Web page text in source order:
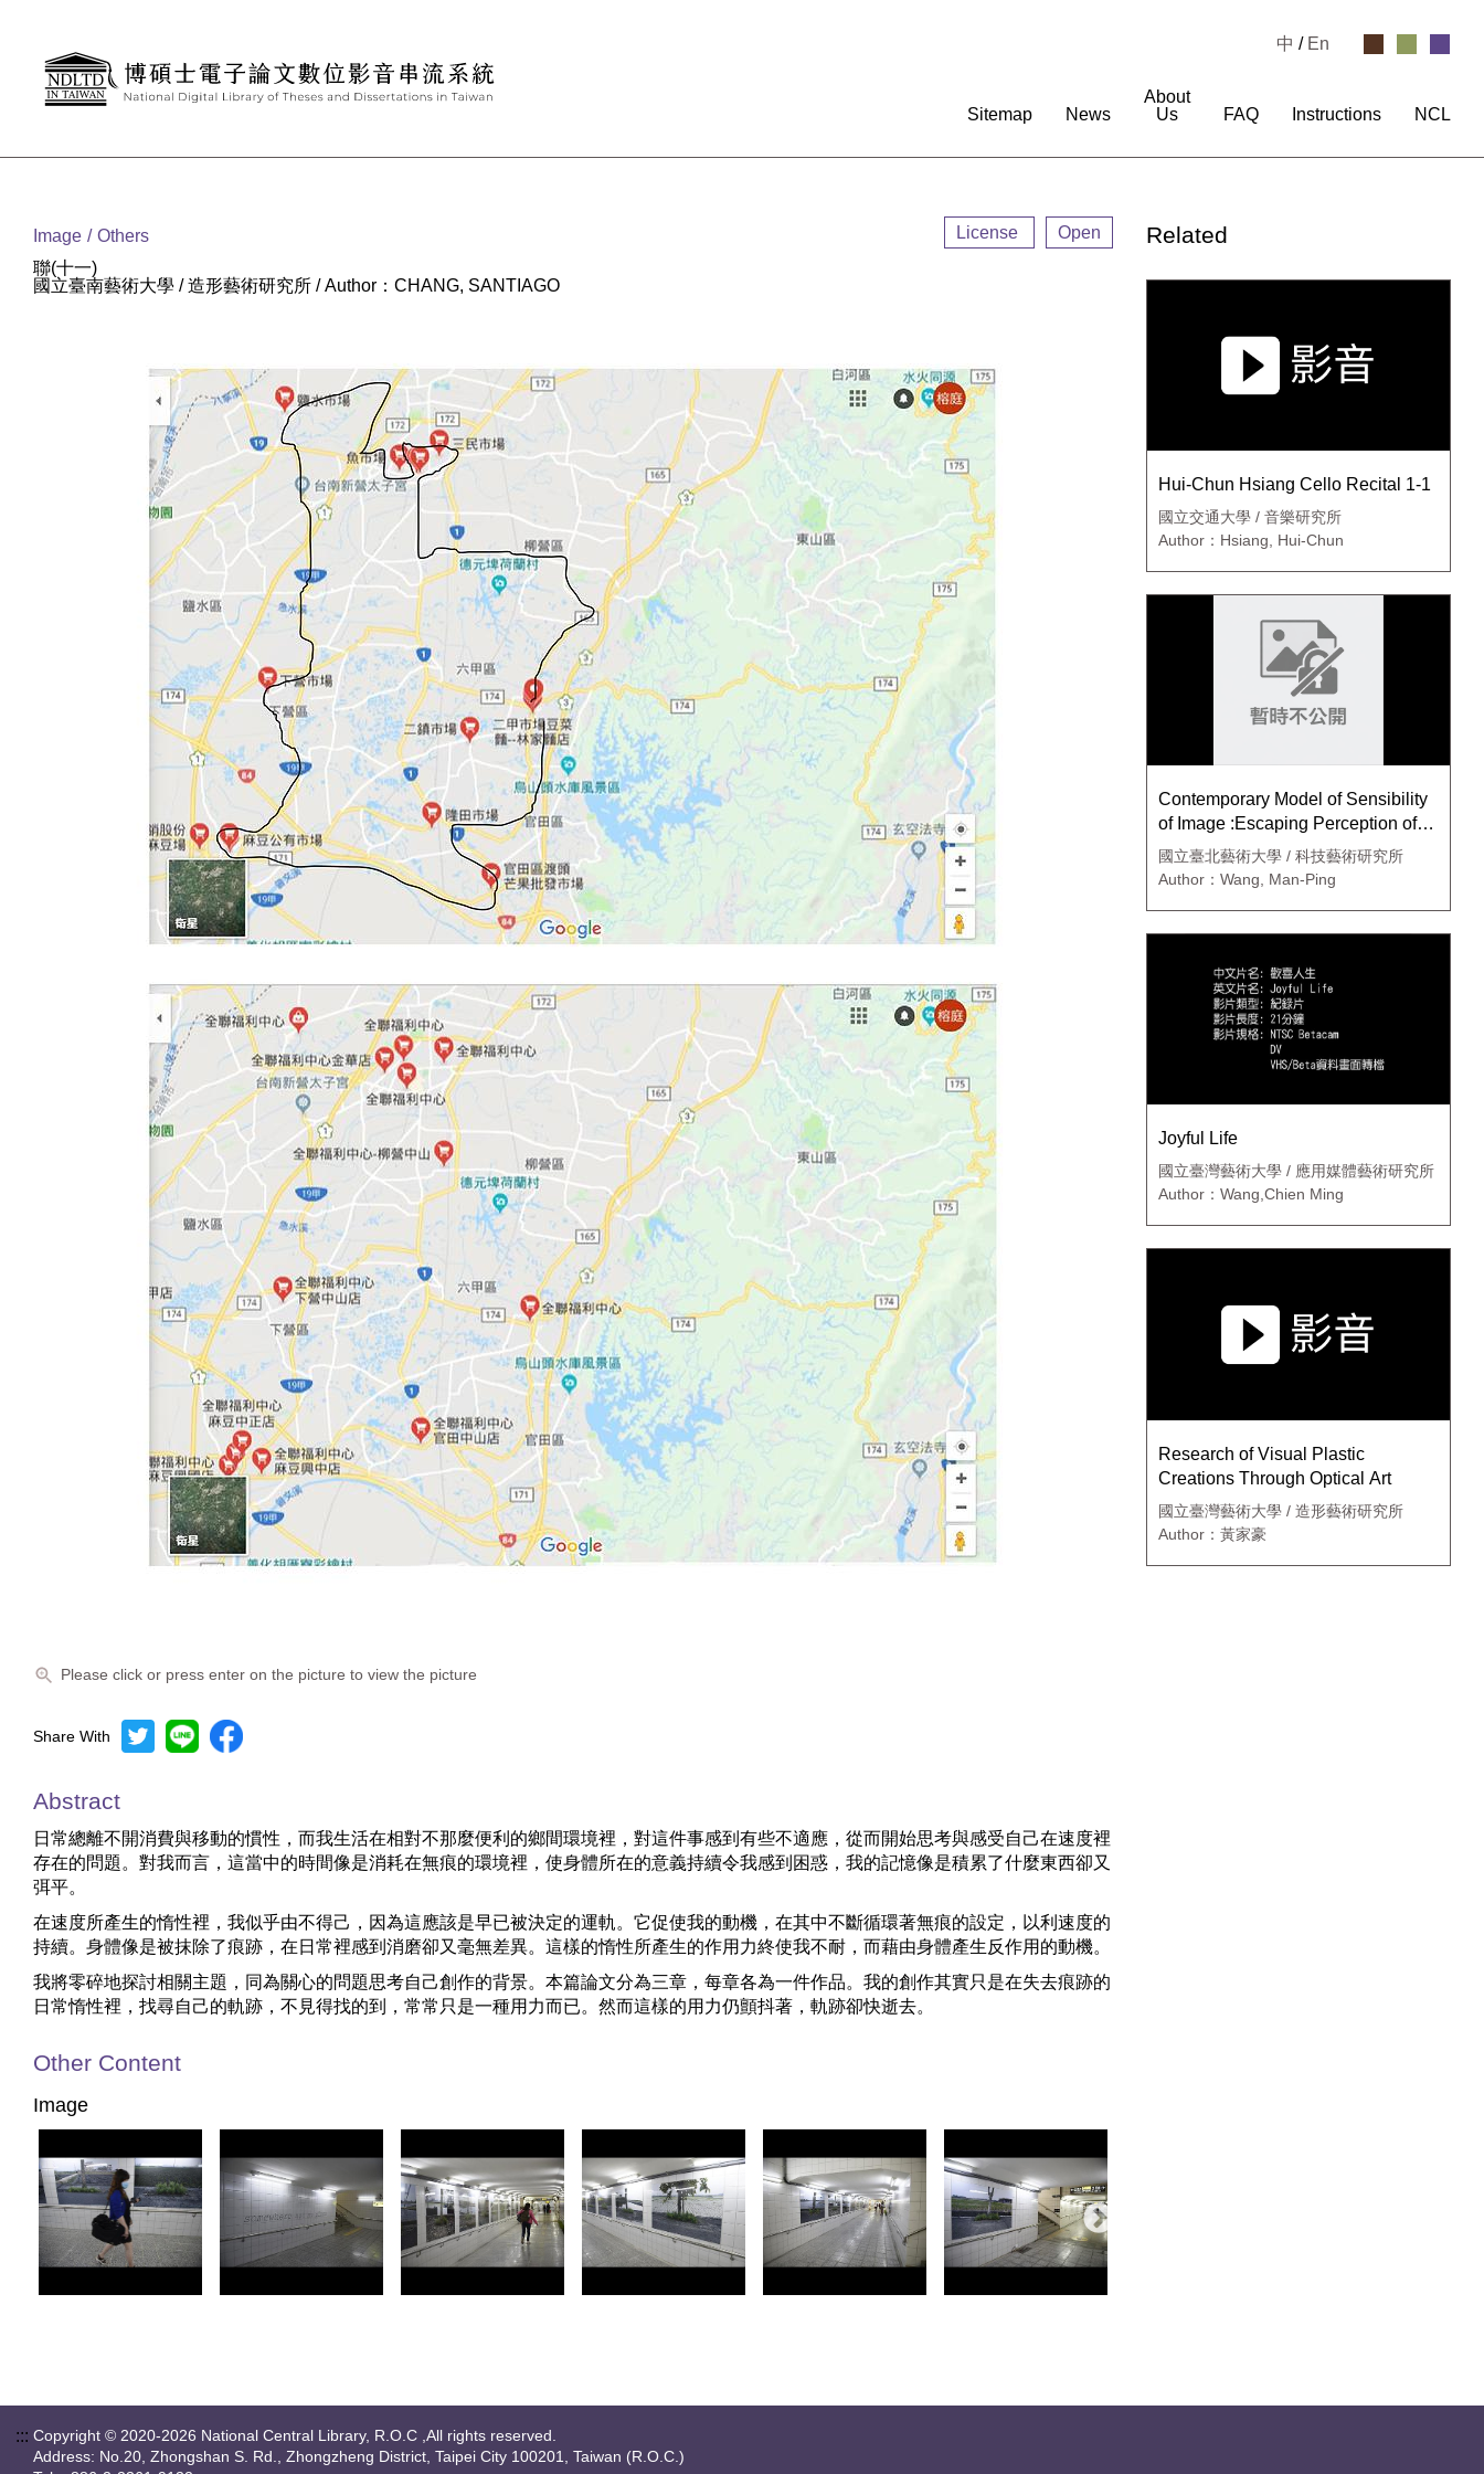
Sitemap News
About
Us
FAQ Instructions NCL
中 / En
Image
Others
聯(十一)
國立臺南藝術大學 / 造形藝術研究所 / Author：CHANG, SANTIAGO
License Open
Please click or press enter on the picture to view the picture
Share With
Abstract
日常總離不開消費與移動的慣性，而我生活在相對不那麼便利的鄉間環境裡，對這件事感到有些不適應，從而開始思考與感受自己在速度裡
存在的問題。對我而言，這當中的時間像是消耗在無痕的環境裡，使身體所在的意義持續令我感到困惑，我的記憶像是積累了什麼東西卻又
弭平。
在速度所產生的惰性裡，我似乎由不得己，因為這應該是早已被決定的運軌。它促使我的動機，在其中不斷循環著無痕的設定，以利速度的
持續。身體像是被抹除了痕跡，在日常裡感到消磨卻又毫無差異。這樣的惰性所產生的作用力終使我不耐，而藉由身體產生反作用的動機。
我將零碎地探討相關主題，同為關心的問題思考自己創作的背景。本篇論文分為三章，每章各為一件作品。我的創作其實只是在失去痕跡的
日常惰性裡，找尋自己的軌跡，不見得找的到，常常只是一種用力而已。然而這樣的用力仍顫抖著，軌跡卻快逝去。
Other Content
Image
Related
Hui-Chun Hsiang Cello Recital 1-1
國立交通大學 / 音樂研究所
Author：Hsiang, Hui-Chun
Contemporary Model of Sensibility
of Image :Escaping Perception of
Image
國立臺北藝術大學 / 科技藝術研究所
Author：Wang, Man-Ping
Joyful Life
國立臺灣藝術大學 / 應用媒體藝術研究所
Author：Wang,Chien Ming
Research of Visual Plastic
Creations Through Optical Art
國立臺灣藝術大學 / 造形藝術研究所
Author：黃家豪
::: Copyright © 2020-2026 National Central Library, R.O.C ,All rights reserved.
Address: No.20, Zhongshan S. Rd., Zhongzheng District, Taipei City 100201, Taiwan (R.O.C.)